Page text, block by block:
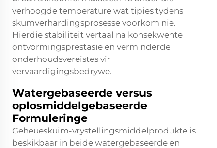
verhoogde temperature wat tipies tydens
skumverhardingsprosesse voorkom nie.
Hierdie stabiliteit vertaal na konsekwente
ontvormingsprestasie en verminderde
onderhoudsvereistes vir
vervaardigingsbedrywe.
Watergebaseerde versus
oplosmiddelgebaseerde
Formuleringe
Geheueskuim-vrystellingsmiddelprodukte is
beskikbaar in beide watergebaseerde en